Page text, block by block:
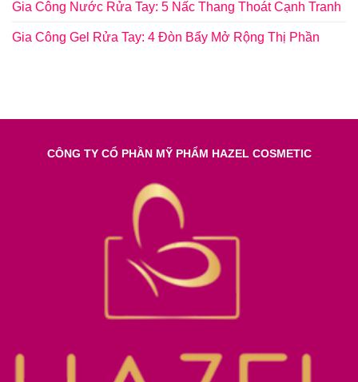
Gia Công Nước Rửa Tay: 5 Nấc Thang Thoát Cạnh Tranh
Gia Công Gel Rửa Tay: 4 Đòn Bẩy Mở Rộng Thị Phần
CÔNG TY CỔ PHẦN MỸ PHẨM HAZEL COSMETIC